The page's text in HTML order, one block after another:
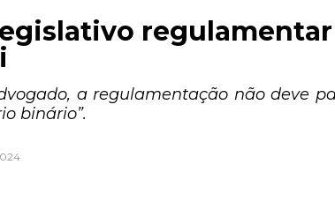
a regulamentação não deve
binário”.